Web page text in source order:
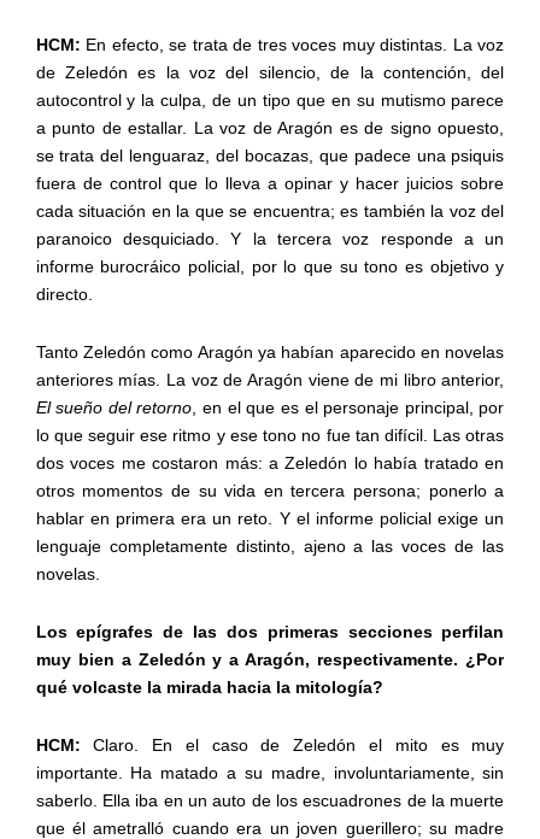
HCM: En efecto, se trata de tres voces muy distintas. La voz
de Zeledón es la voz del silencio, de la contención, del
autocontrol y la culpa, de un tipo que en su mutismo parece
a punto de estallar. La voz de Aragón es de signo opuesto,
se trata del lenguaraz, del bocazas, que padece una psiquis
fuera de control que lo lleva a opinar y hacer juicios sobre
cada situación en la que se encuentra; es también la voz del
paranoico desquiciado. Y la tercera voz responde a un
informe burocráico policial, por lo que su tono es objetivo y
directo.
Tanto Zeledón como Aragón ya habían aparecido en novelas
anteriores mías. La voz de Aragón viene de mi libro anterior,
El sueño del retorno , en el que es el personaje principal, por
lo que seguir ese ritmo y ese tono no fue tan difícil. Las otras
dos voces me costaron más: a Zeledón lo había tratado en
otros momentos de su vida en tercera persona; ponerlo a
hablar en primera era un reto. Y el informe policial exige un
lenguaje completamente distinto, ajeno a las voces de las
novelas.
Los epígrafes de las dos primeras secciones perfilan
muy bien a Zeledón y a Aragón, respectivamente. ¿Por
qué volcaste la mirada hacia la mitología?
HCM:Claro. En el caso de Zeledón el mito es muy
importante. Ha matado a su madre, involuntariamente, sin
saberlo. Ella iba en un auto de los escuadrones de la muerte
que él ametralló cuando era un joven guerillero; su madre